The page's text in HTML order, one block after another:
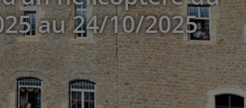
au 24/10/2025